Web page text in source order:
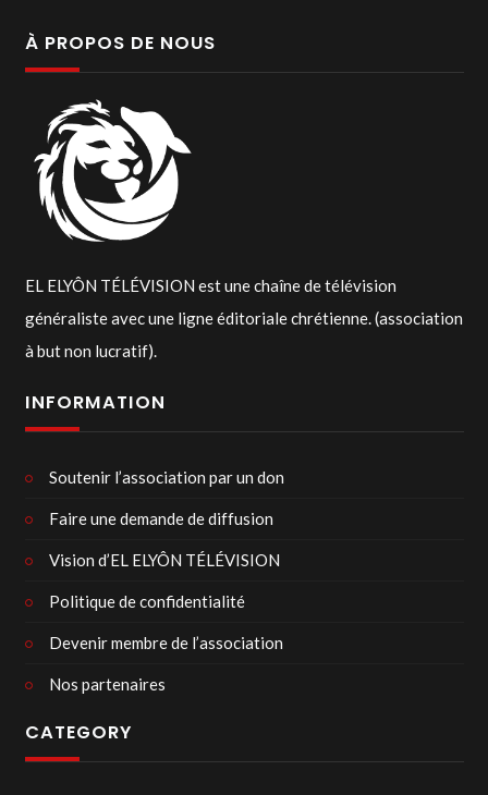
À PROPOS DE NOUS
EL ELYÔN TÉLÉVISION est une chaîne de télévision
généraliste avec une ligne éditoriale chrétienne. (association
à but non lucratif).
INFORMATION
Soutenir l’association par un don
Faire une demande de diffusion
Vision d’EL ELYÔN TÉLÉVISION
Politique de confidentialité
Devenir membre de l’association
Nos partenaires
CATEGORY